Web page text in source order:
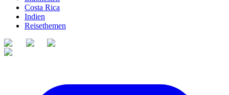
Costa Rica
Indien
Reisethemen